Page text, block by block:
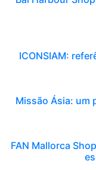
ICONSIAM:
Missão Ásia: um
FAN Mallorca